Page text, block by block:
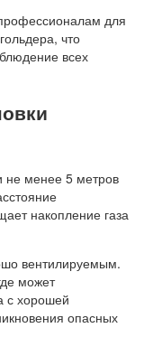
для
что
всех
не менее 5 метров
накопление газа
вентилируемым.
может
с хорошей
опасных